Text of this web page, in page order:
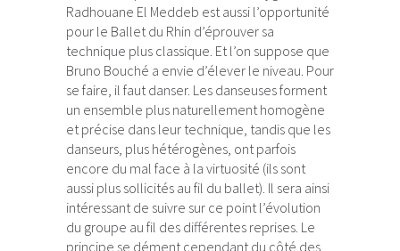
Radhouane El Meddeb est aussi l’opportunité
pour le Ballet du Rhin d’éprouver sa
technique plus classique. Et l’on suppose que
Bruno Bouché a envie d’élever le niveau. Pour
se faire, il faut danser. Les danseuses forment
un ensemble plus naturellement homogène
et précise dans leur technique, tandis que les
danseurs, plus hétérogènes, ont parfois
encore du mal face à la virtuosité (ils sont
aussi plus sollicités au fil du ballet). Il sera ainsi
intéressant de suivre sur ce point l’évolution
du groupe au fil des différentes reprises. Le
principe se dément cependant du côté des